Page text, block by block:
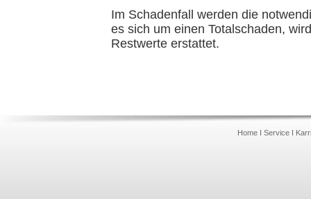
Im Schadenfall werden die
es sich um einen Totalschaden,
Restwerte erstattet.
Home ServiceI